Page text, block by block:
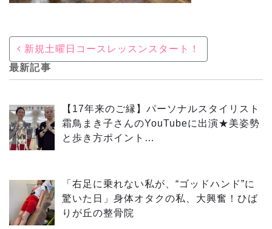
Post navigation
新規土曜日コースレッスンスタート！
最新記事
【17年来のご縁】パーソナルスタイリスト
霜鳥まき子さんのYouTubeに出演★美姿勢
と歩き方ポイント…
「右足に乗れない私が、“ゴッドハンド”に
驚いた日」身体オタクの私、大興奮！ひば
りが丘の整骨院